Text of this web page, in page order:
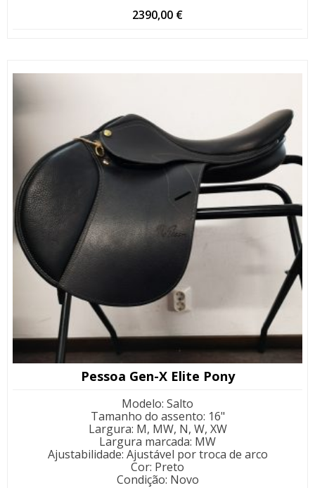
2390,00 €
Pessoa Gen-X Elite Pony
Modelo: Salto
Tamanho do assento: 16"
Largura: M, MW, N, W, XW
Largura marcada: MW
Ajustabilidade: Ajustável por troca de arco
Cor: Preto
Condição: Novo